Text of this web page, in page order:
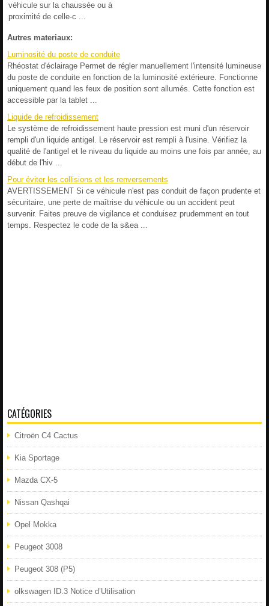
véhicule sur la chaussée ou à
proximité de celle-c ...
Autres materiaux:
Luminosité du poste de conduite
Rhéostat d'éclairage Permet de régler manuellement l'intensité lumineuse
du poste de conduite en fonction de la luminosité extérieure. Fonctionne
uniquement quand les feux de position sont allumés. Cette fonction est
accessible par la tablet ...
Liquide de refroidissement
Le système de refroidissement haute pression est muni d'un réservoir
rempli d'un liquide antigel. Le réservoir est rempli à l'usine. Vérifiez la
qualité de l'antigel et le niveau du liquide au moins une fois par année, au
début de l'hiv ...
Pour éviter les collisions et les renversements
AVERTISSEMENT Si ce véhicule n'est pas conduit de façon prudente et
sécuritaire, une perte de maîtrise du véhicule ou un accident peut
survenir. Faites preuve de vigilance et conduisez prudemment en tout
temps. Respectez le code de la s&ea ...
CATÉGORIES
Citroën C4 Cactus
Kia Sportage
Mazda CX-5
Nissan Qashqai
Opel Mokka
Peugeot 3008
Peugeot 308 (P5)
olkswagen ID.3 Notice d’Utilisation